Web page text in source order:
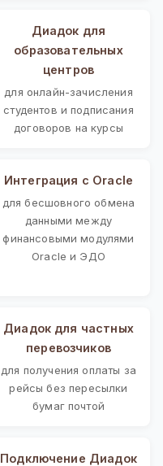
Диадок для
образовательных
центров
для онлайн-зачисления
студентов и подписания
договоров на курсы
Интеграция с Oracle
для бесшовного обмена
данными между
финансовыми модулями
Oracle и ЭДО
Диадок для частных
перевозчиков
для получения оплаты за
рейсы без пересылки
бумаг почтой
Подключение Диадок